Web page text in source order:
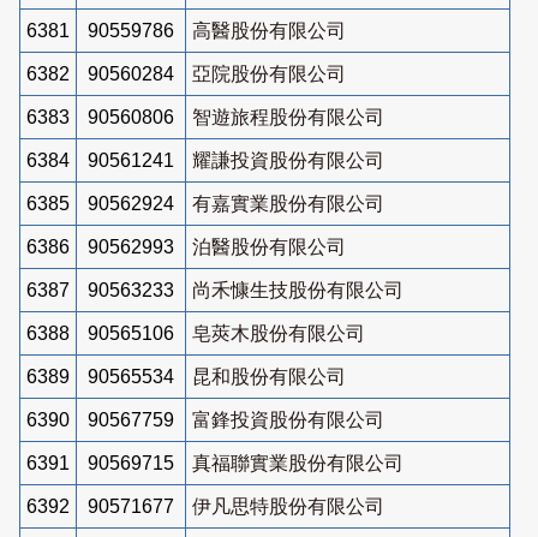
6381 90559786 高醫股份有限公司
6382 90560284 亞院股份有限公司
6383 90560806 智遊旅程股份有限公司
6384 90561241 耀謙投資股份有限公司
6385 90562924 有嘉實業股份有限公司
6386 90562993 泊醫股份有限公司
6387 90563233 尚禾慷生技股份有限公司
6388 90565106 皂莢木股份有限公司
6389 90565534 昆和股份有限公司
6390 90567759 富鋒投資股份有限公司
6391 90569715 真福聯實業股份有限公司
6392 90571677 伊凡思特股份有限公司